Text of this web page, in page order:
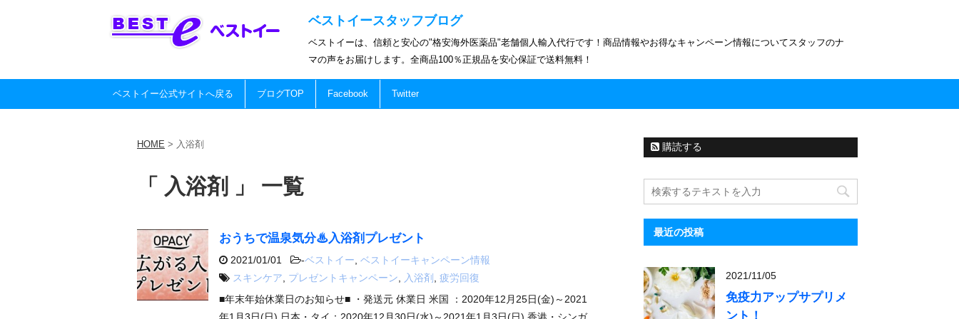
ベストイースタッフブログ
ベストイーは、信頼と安心の"格安海外医薬品"老舗個人輸入代行です！商品情報やお得なキャンペーン情報についてスタッフのナ
マの声をお届けします。全商品100％正規品を安心保証で送料無料！
ベストイー公式サイトへ戻る ブログTOP Facebook Twitter
HOME > 入浴剤
「 入浴剤 」 一覧
おうちで温泉気分♨入浴剤プレゼント
2021/01/01 -ベストイー ベストイーキャンペーン情報
スキンケア
プレゼントキャンペーン 入浴剤
疲労回復
■年末年始休業日のお知らせ■ ・発送元 休業日 米国 ：2020年12月25日(金)～2021
購読する
最近の投稿
2021/11/05
免疫力アップサプリメ
ント！